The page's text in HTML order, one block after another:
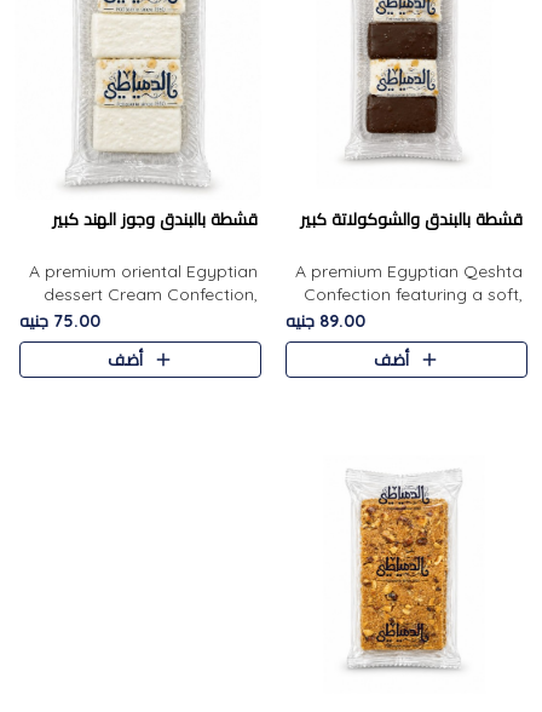
قشطة بالبندق والشوكولاتة كبير
A premium Egyptian Qeshta
Confection featuring a soft,
creamy texture paired with a
rich layer of premium
chocolate and the distinctive
89.00 جنيه
أضف
قشطة بالبندق وجوز الهند كبير
A premium oriental Egyptian
dessert Cream Confection,
featuring a soft, creamy
texture and the distinctive
flavor of roasted hazelnuts.
75.00 جنيه
أضف